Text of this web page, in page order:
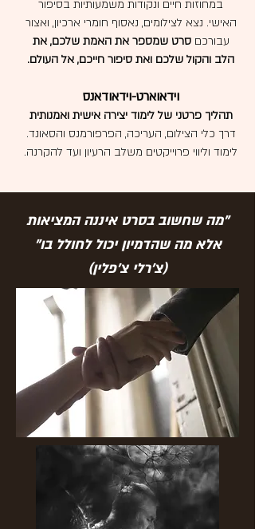
במחוזות חיים ונקודות משמעותיות בסיפור
האישי. נצא לצילומים, נאסוף חומרי ארכיון, ואצור
עבורכם סרט שמספר את האמת שלכם, את
הלב והקול שלכם ואת סיפור חייכם, אל העולם.
וידאוארט-וידאודאנס
תהליך פרטני של לימוד יצירה אישית ואמנותית
דרך כלי הצילום, העריכה, הפרפורמנס והסאונד.
לימוד וליווי פרוייקטים משלב הרעיון ועד להקרנה.
"מה שחשוב בסרט איננה המציאות
אלא מה שהדמיון יכול לחולל בו"​
(צ'רלי צ'פלין)